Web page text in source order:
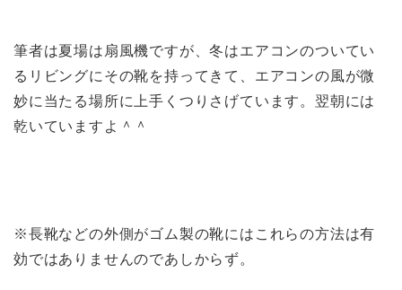
筆者は夏場は扇風機ですが、冬はエアコンのついてい
るリビングにその靴を持ってきて、エアコンの風が微
妙に当たる場所に上手くつりさげています。翌朝には
乾いていますよ＾＾
※長靴などの外側がゴム製の靴にはこれらの方法は有
効ではありませんのであしからず。